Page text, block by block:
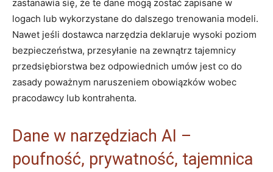
zastanawia się, że te dane mogą zostać zapisane w
logach lub wykorzystane do dalszego trenowania modeli.
Nawet jeśli dostawca narzędzia deklaruje wysoki poziom
bezpieczeństwa, przesyłanie na zewnątrz tajemnicy
przedsiębiorstwa bez odpowiednich umów jest co do
zasady poważnym naruszeniem obowiązków wobec
pracodawcy lub kontrahenta.
Dane w narzędziach AI –
poufność, prywatność, tajemnica